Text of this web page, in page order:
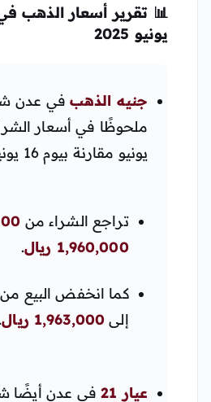
📊
يونيو 2025
جنيه الذهبفي عدن
يونيو مقارنة بيوم 16 يونيو:
تراجع الشراء من
1,960,000 ريال
.
كما انخفض البيع من
إلى 1,963,000 ريال
عيار 21
في عدن أيضًا